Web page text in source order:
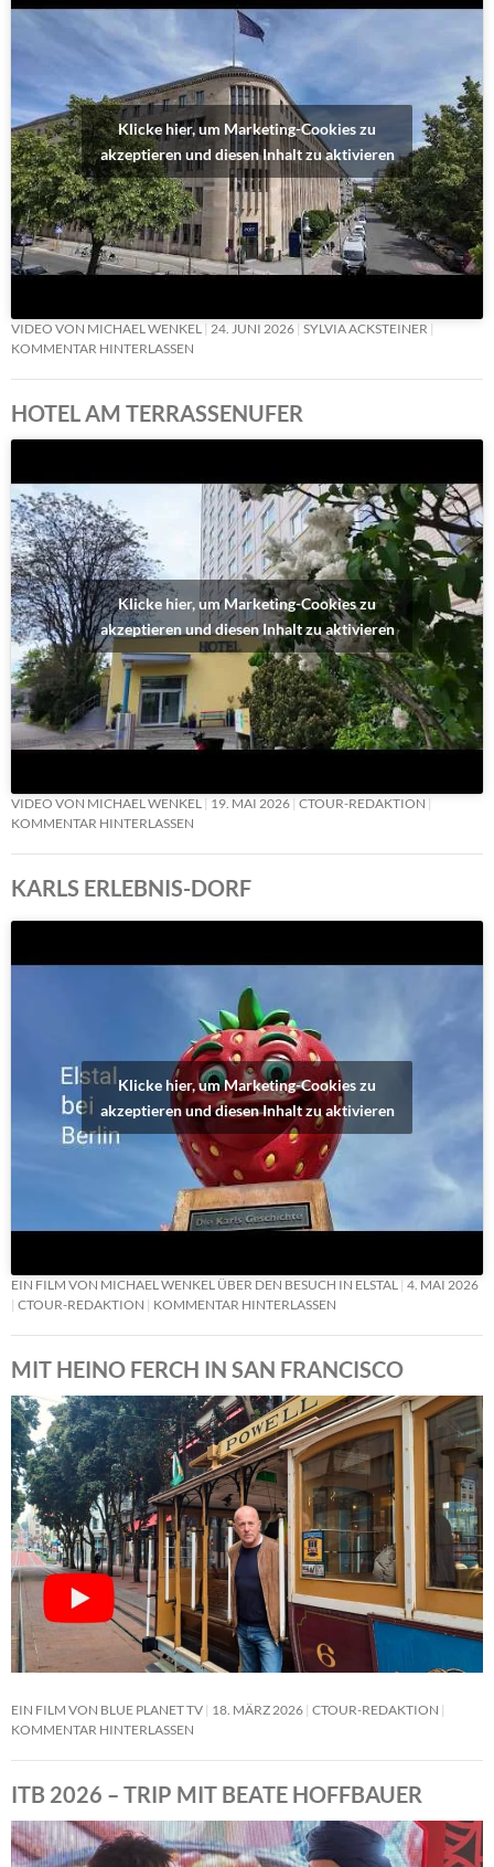
Klicke hier, um Marketing-Cookies zu
akzeptieren und diesen Inhalt zu aktivieren
VIDEO VON MICHAEL WENKEL 24. JUNI 2026 SYLVIA ACKSTEINER
KOMMENTAR HINTERLASSEN
HOTEL AM TERRASSENUFER
Klicke hier, um Marketing-Cookies zu
akzeptieren und diesen Inhalt zu aktivieren
VIDEO VON MICHAEL WENKEL 19. MAI 2026 CTOUR-REDAKTION
KOMMENTAR HINTERLASSEN
KARLS ERLEBNIS-DORF
Klicke hier, um Marketing-Cookies zu
akzeptieren und diesen Inhalt zu aktivieren
EIN FILM VON MICHAEL WENKEL ÜBER DEN BESUCH IN ELSTAL
4. MAI 2026
CTOUR-REDAKTION
KOMMENTAR HINTERLASSEN
MIT HEINO FERCH IN SAN FRANCISCO
EIN FILM VON BLUE PLANET TV 18. MÄRZ 2026 CTOUR-REDAKTION
KOMMENTAR HINTERLASSEN
ITB 2026 – TRIP MIT BEATE HOFFBAUER